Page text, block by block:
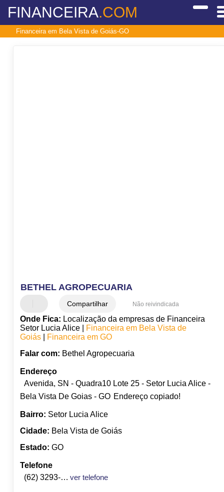
FINANCEIRA.COM
Financeira em Bela Vista de Goiás-GO
BETHEL AGROPECUARIA
Compartilhar Não reivindicada
Onde Fica: Localização da empresas de Financeira
Setor Lucia Alice |
Financeira em Bela Vista de
Goiás|
Financeira em GO
Falar com: Bethel Agropecuaria
Endereço
Avenida, SN - Quadra10 Lote 25 - Setor Lucia Alice -
Bela Vista De Goias - GO Endereço copiado!
Bairro: Setor Lucia Alice
Cidade: Bela Vista de Goiás
Estado: GO
Telefone
(62) 3293-5846
ver telefone